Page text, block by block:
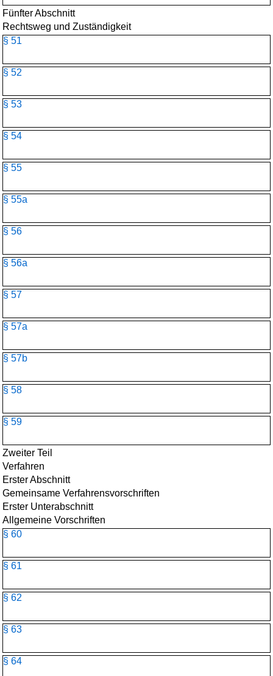
Fünfter Abschnitt
Rechtsweg und Zuständigkeit
§ 51
§ 52
§ 53
§ 54
§ 55
§ 55a
§ 56
§ 56a
§ 57
§ 57a
§ 57b
§ 58
§ 59
Zweiter Teil
Verfahren
Erster Abschnitt
Gemeinsame Verfahrensvorschriften
Erster Unterabschnitt
Allgemeine Vorschriften
§ 60
§ 61
§ 62
§ 63
§ 64